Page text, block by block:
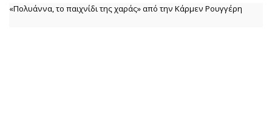
«Πολυάννα, το παιχνίδι της χαράς» από την Κάρμεν Ρουγγέρη